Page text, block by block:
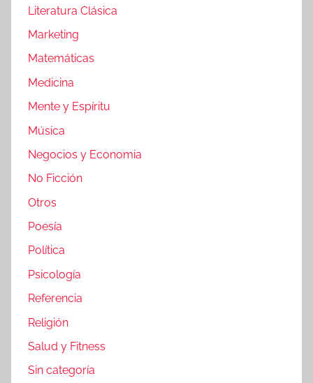
Literatura Clásica
Marketing
Matemáticas
Medicina
Mente y Espíritu
Música
Negocios y Economia
No Ficción
Otros
Poesía
Política
Psicología
Referencia
Religión
Salud y Fitness
Sin categoría